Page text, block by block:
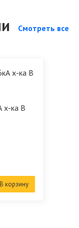
Смотреть все
х-ка B
В корзину